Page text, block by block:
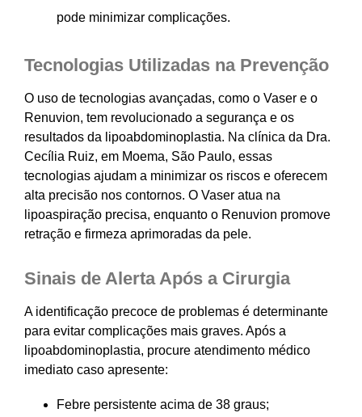
pode minimizar complicações.
Tecnologias Utilizadas na Prevenção
O uso de tecnologias avançadas, como o Vaser e o
Renuvion, tem revolucionado a segurança e os
resultados da lipoabdominoplastia. Na clínica da Dra.
Cecília Ruiz, em Moema, São Paulo, essas
tecnologias ajudam a minimizar os riscos e oferecem
alta precisão nos contornos. O Vaser atua na
lipoaspiração precisa, enquanto o Renuvion promove
retração e firmeza aprimoradas da pele.
Sinais de Alerta Após a Cirurgia
A identificação precoce de problemas é determinante
para evitar complicações mais graves. Após a
lipoabdominoplastia, procure atendimento médico
imediato caso apresente:
Febre persistente acima de 38 graus;